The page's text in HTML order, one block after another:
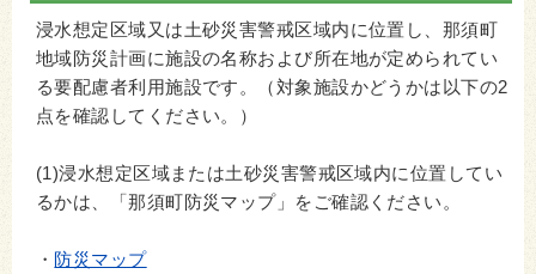
浸水想定区域又は土砂災害警戒区域内に位置し、那須町
地域防災計画に施設の名称および所在地が定められてい
る要配慮者利用施設です。（対象施設かどうかは以下の2
点を確認してください。）
(1)浸水想定区域または土砂災害警戒区域内に位置してい
るかは、「那須町防災マップ」をご確認ください。
・ 防災マップ